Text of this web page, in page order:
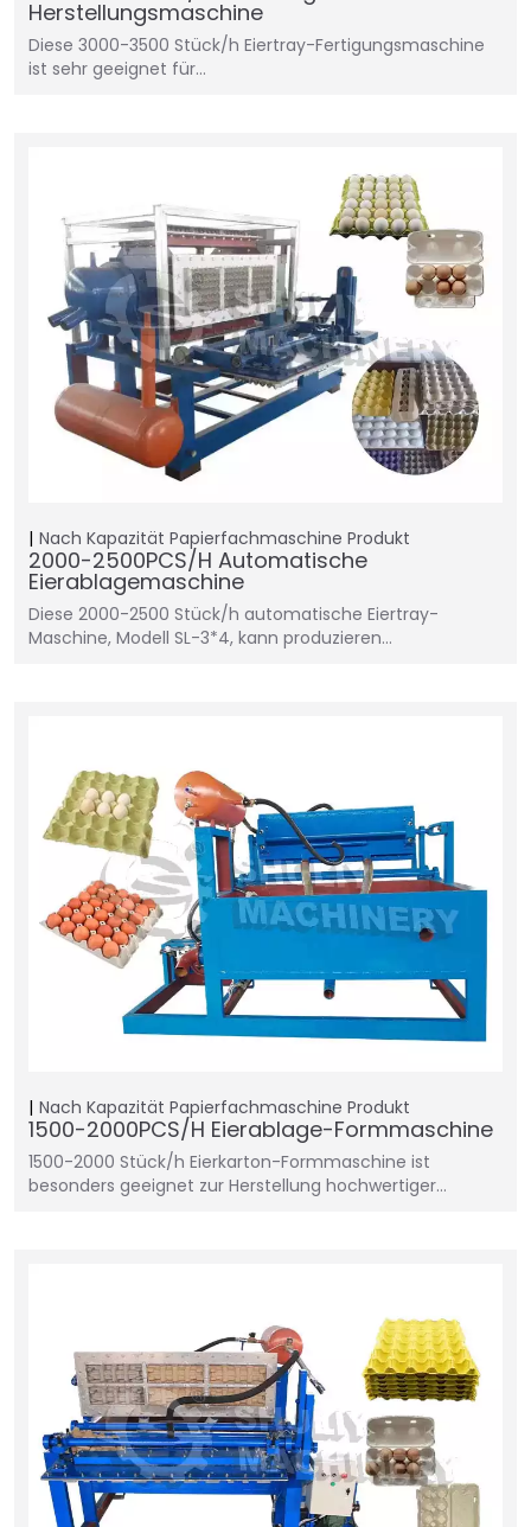
Herstellungsmaschine
Diese 3000-3500 Stück/h Eiertray-Fertigungsmaschine
ist sehr geeignet für…
Nach Kapazität Papierfachmaschine Produkt
2000-2500PCS/H Automatische
Eierablagemaschine
Diese 2000-2500 Stück/h automatische Eiertray-
Maschine, Modell SL-3*4, kann produzieren…
Nach Kapazität Papierfachmaschine Produkt
1500-2000PCS/H Eierablage-Formmaschine
1500-2000 Stück/h Eierkarton-Formmaschine ist
besonders geeignet zur Herstellung hochwertiger…